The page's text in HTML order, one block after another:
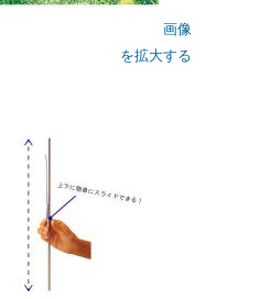
画像
を拡大する